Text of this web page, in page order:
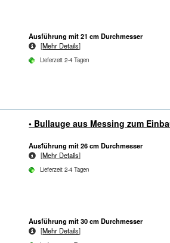
Ausführung mit 21 cm Durchmesser
[Mehr Details]
Lieferzeit 2-4 Tagen
• Bullauge aus Messing zum
Ausführung mit 26 cm Durchmesser
[Mehr Details]
Lieferzeit 2-4 Tagen
Ausführung mit 30 cm Durchmesser
[Mehr Details]